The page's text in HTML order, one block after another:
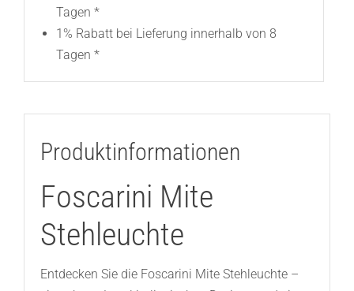
Tagen *
1% Rabatt bei Lieferung innerhalb von 8
Tagen *
Produktinformationen
Foscarini Mite
Stehleuchte
Entdecken Sie die Foscarini Mite Stehleuchte –